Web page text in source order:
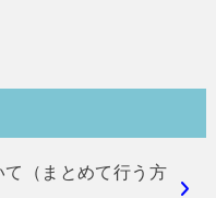
て（まとめて行う方